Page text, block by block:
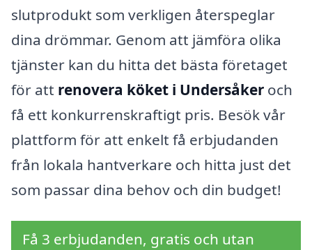
slutprodukt som verkligen återspeglar
dina drömmar. Genom att jämföra olika
tjänster kan du hitta det bästa företaget
för att renovera köket i Undersåker och
få ett konkurrenskraftigt pris. Besök vår
plattform för att enkelt få erbjudanden
från lokala hantverkare och hitta just det
som passar dina behov och din budget!
Få 3 erbjudanden, gratis och utan